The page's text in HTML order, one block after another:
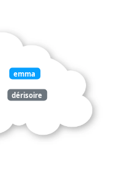
emma
dérisoire
écrivant